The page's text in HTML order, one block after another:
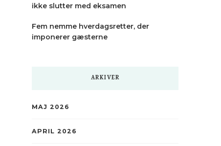
ikke slutter med eksamen
Fem nemme hverdagsretter, der
imponerer gæsterne
ARKIVER
MAJ 2026
APRIL 2026